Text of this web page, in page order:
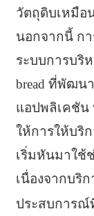
วัตถุดิบเหมือ
นอกจากนี้ ก
ระบบการบริ
bread ที่พัฒน
แอปพลิเคชัน
ให้การให้บริ
เริ่มหันมาใช้
เนื่องจากบริ
ประสบการณ์